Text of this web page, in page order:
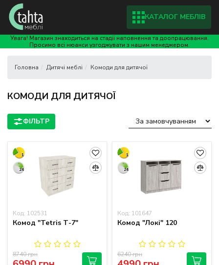
Увага! Магазин знаходиться на стадії наповнення та доопрацювання.
Просимо всі нюанси узгоджувати з нашим менеджером.
КАТАЛОГ МЕБЛІВ
Дитячі меблі Комоди для дитячої
КОМОДИ ДЛЯ ДИТЯЧОЇ
1
24
Код: 102531
Комод "Tetris Т-7"
8740 грн
1
24
Код: 101647
Комод "Локі" 120
6240 грн